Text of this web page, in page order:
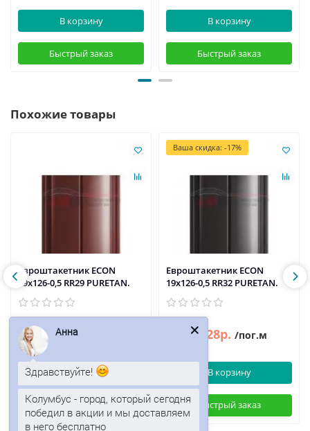
В корзину
Быстрый заказ
В корзину
Быстрый заказ
Похожие товары
Евроштакетник ECON
19х126-0,5 RR29 PURETAN.
131р. /пог.м
В корзину
Быстрый заказ
Ваша скидка: -17%
Евроштакетник ECON
19х126-0,5 RR32 PURETAN.
128р. /пог.м
В корзину
Быстрый заказ
Анна
Здравствуйте!
Колумбус - город, который сегодня
победил в акции и мы доставляем
в него бесплатно